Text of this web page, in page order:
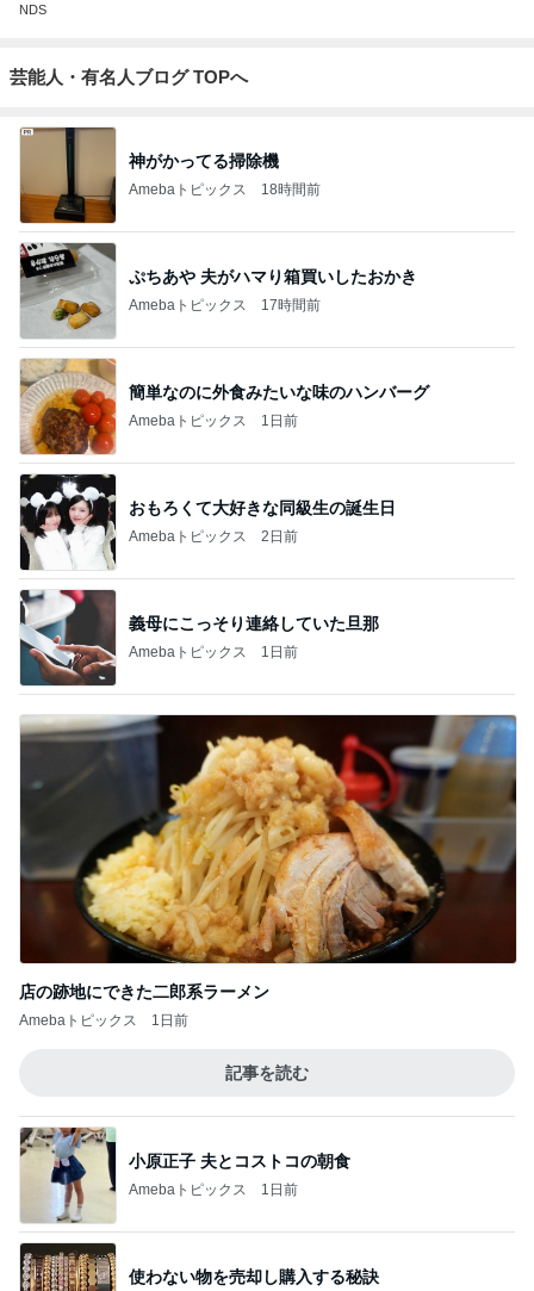
NDS
芸能人・有名人ブログ TOPへ
神がかってる掃除機
Amebaトピックス 18時間前
ぷちあや 夫がハマり箱買いしたおかき
Amebaトピックス 17時間前
簡単なのに外食みたいな味のハンバーグ
Amebaトピックス 1日前
おもろくて大好きな同級生の誕生日
Amebaトピックス 2日前
義母にこっそり連絡していた旦那
Amebaトピックス 1日前
店の跡地にできた二郎系ラーメン
Amebaトピックス 1日前
記事を読む
小原正子 夫とコストコの朝食
Amebaトピックス 1日前
使わない物を売却し購入する秘訣